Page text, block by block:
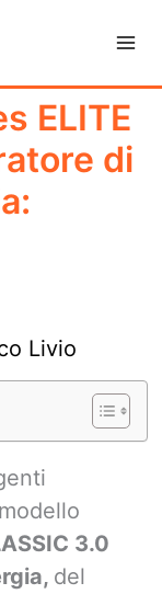
ELITE
di
Livio
3.0
del